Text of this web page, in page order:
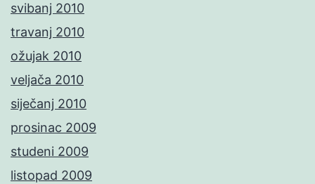
svibanj 2010
travanj 2010
ožujak 2010
veljača 2010
siječanj 2010
prosinac 2009
studeni 2009
listopad 2009